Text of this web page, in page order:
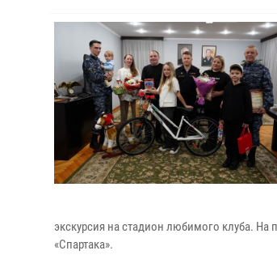
экскурсия на стадион любимого клуба.
«Спартака».